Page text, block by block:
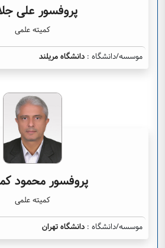
پروفسور علی
کمیته علمی
موسسه/دانشگاه : دانشگاه مریلند
پروفسور محمود
کمیته علمی
موسسه/دانشگاه : دانشگاه تهران